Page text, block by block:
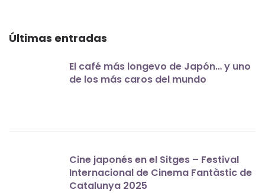
Últimas entradas
El café más longevo de Japón… y uno
de los más caros del mundo
Cine japonés en el Sitges – Festival
Internacional de Cinema Fantàstic de
Catalunya 2025